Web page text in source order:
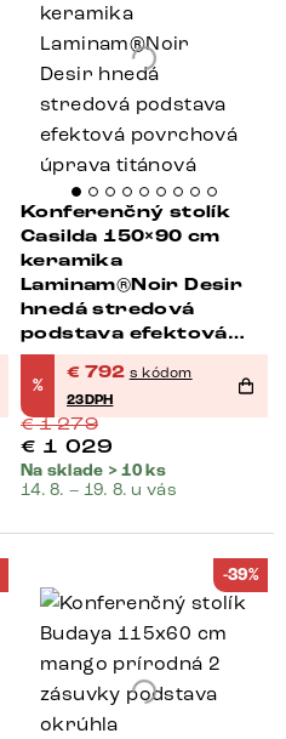
Konferenčný stolík
Casilda 150×90 cm
keramika
Laminam®Noir Desir
hnedá stredová
podstava efektová
povrchová úprava
titánová
%
€ 792 s kódom
23DPH
€1 279
€ 1 029
Na sklade > 10 ks
14. 8. – 19. 8. u vás
-39%